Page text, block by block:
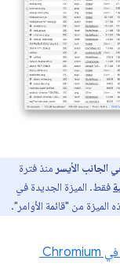
الجانب الأيسر منذ فترة
فقط. الميزة الجديدة في